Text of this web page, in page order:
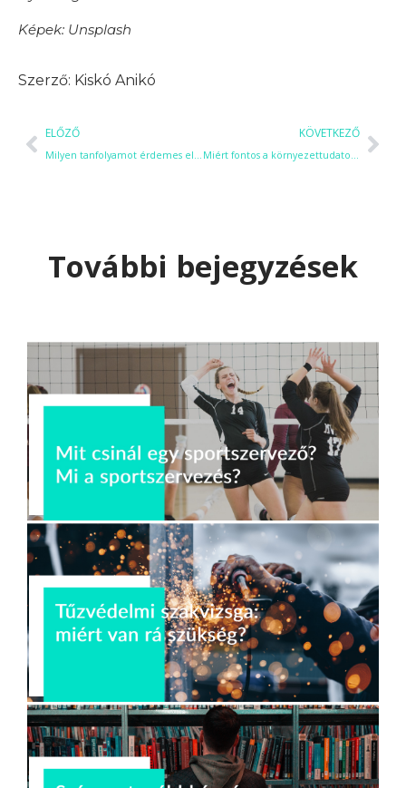
Képek: Unsplash
Kiskó Anikó
ELŐZŐ KÖVETKEZŐ
További bejegyzések